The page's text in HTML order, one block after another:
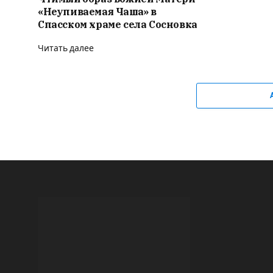
«Неупиваемая Чаша» в
Спасском храме села Сосновка
Читать далее